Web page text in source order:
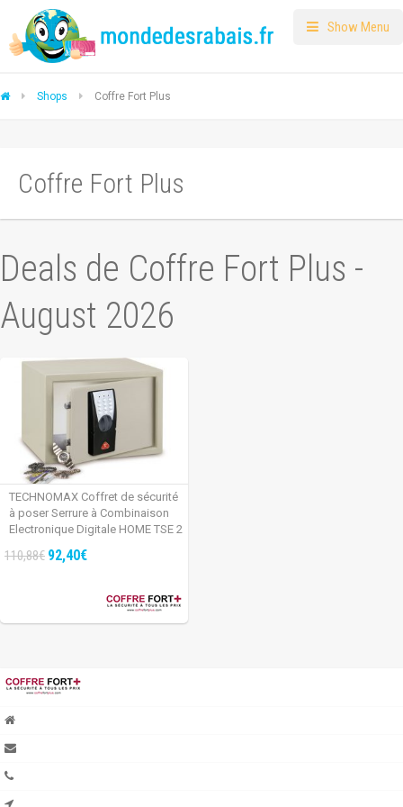
Show Menu
Shops Coffre Fort Plus
Coffre Fort Plus
Deals de Coffre Fort Plus -
August 2026
TECHNOMAX Coffret de sécurité
à poser Serrure à Combinaison
Electronique Digitale HOME TSE 2
110,88€ 92,40€